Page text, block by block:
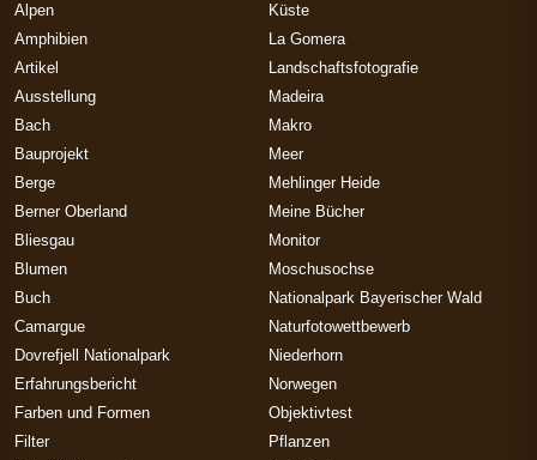
Alpen
Amphibien
Artikel
Ausstellung
Bach
Bauprojekt
Berge
Berner Oberland
Bliesgau
Blumen
Buch
Camargue
Dovrefjell Nationalpark
Erfahrungsbericht
Farben und Formen
Filter
Küste
La Gomera
Landschaftsfotografie
Madeira
Makro
Meer
Mehlinger Heide
Meine Bücher
Monitor
Moschusochse
Nationalpark Bayerischer Wald
Naturfotowettbewerb
Niederhorn
Norwegen
Objektivtest
Pflanzen